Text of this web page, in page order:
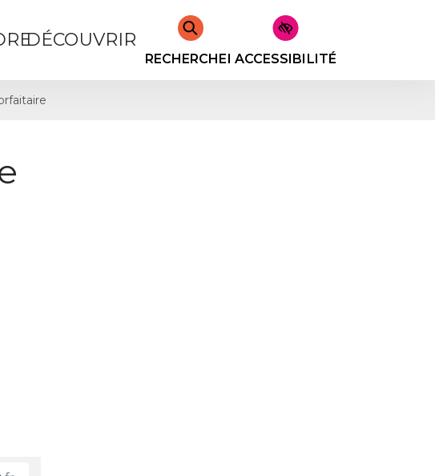
DÉCOUVRIR
RECHERCHERACCESSIBILITÉ